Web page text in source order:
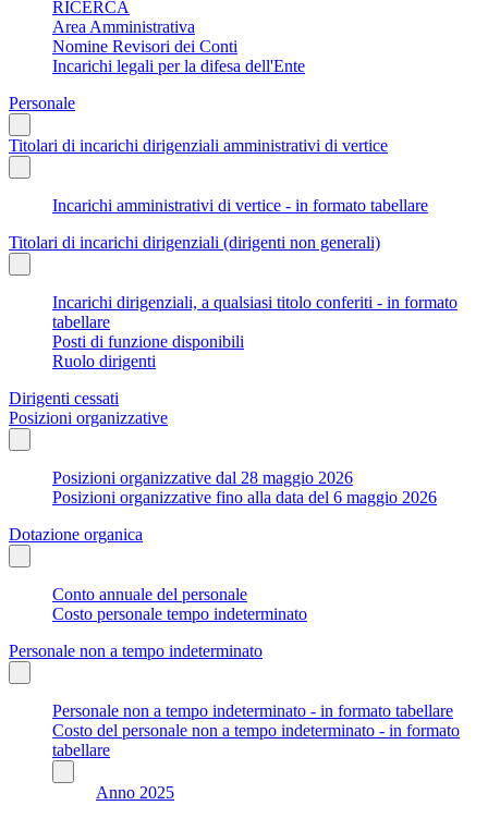
RICERCA
Area Amministrativa
Nomine Revisori dei Conti
Incarichi legali per la difesa dell'Ente
Personale
Titolari di incarichi dirigenziali amministrativi di vertice
Incarichi amministrativi di vertice - in formato tabellare
Titolari di incarichi dirigenziali (dirigenti non generali)
Incarichi dirigenziali, a qualsiasi titolo conferiti - in formato
tabellare
Posti di funzione disponibili
Ruolo dirigenti
Dirigenti cessati
Posizioni organizzative
Posizioni organizzative dal 28 maggio 2026
Posizioni organizzative fino alla data del 6 maggio 2026
Dotazione organica
Conto annuale del personale
Costo personale tempo indeterminato
Personale non a tempo indeterminato
Personale non a tempo indeterminato - in formato tabellare
Costo del personale non a tempo indeterminato - in formato
tabellare
Anno 2025